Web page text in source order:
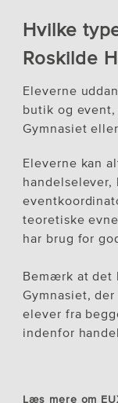
Hvilke
Roskilde
Eleverne
butik og event,
Gymnasiet
Eleverne kan
teoretiske
har brug for
Bemærk at det
Gymnasiet,
elever fra
indenfor
Læs mere om